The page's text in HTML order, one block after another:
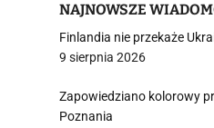
NAJNOWSZE
Finlandia nie przekaże
9 sierpnia 2026
Zapowiedziano kolorowy
Poznania